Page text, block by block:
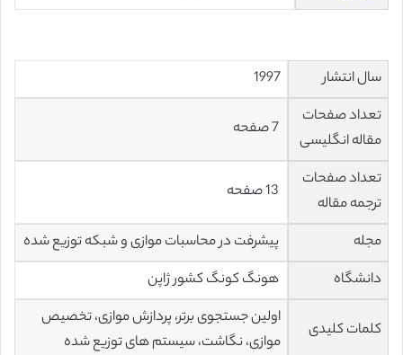
سال انتشار
1997
تعداد صفحات
مقاله انگلیسی
تعداد صفحات
ترجمه مقاله
مجله
پیشرفت در محاسبات موازی و شبکه توزیع شده
دانشگاه
هونگ کونگ کشور ژاپن
کلمات کلیدی
اولین جستجوی برتر، پردازش موازی، تخصیص
موازی، نگاشت، سیستم های توزیع شده